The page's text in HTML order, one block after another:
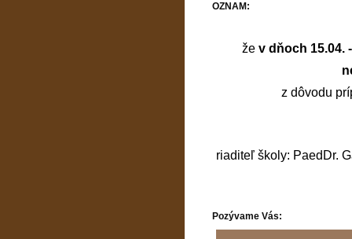
OZNAM:
že v dňoch 15.04.
z dôvodu
riaditeľ školy: PaedDr.
Pozývame Vás: